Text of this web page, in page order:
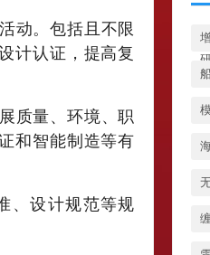
动。包括且不限
计认证，提高复
质量、环境、职
和智能制造等有
、设计规范等规